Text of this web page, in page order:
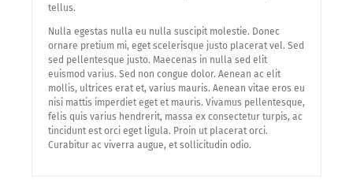
tellus.
Nulla egestas nulla eu nulla suscipit molestie. Donec
ornare pretium mi, eget scelerisque justo placerat vel. Sed
sed pellentesque justo. Maecenas in nulla sed elit
euismod varius. Sed non congue dolor. Aenean ac elit
mollis, ultrices erat et, varius mauris. Aenean vitae eros eu
nisi mattis imperdiet eget et mauris. Vivamus pellentesque,
felis quis varius hendrerit, massa ex consectetur turpis, ac
tincidunt est orci eget ligula. Proin ut placerat orci.
Curabitur ac viverra augue, et sollicitudin odio.